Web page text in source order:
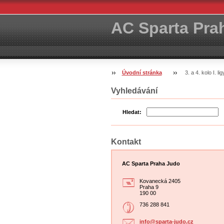
AC Sparta
Úvodní stránka 3. a 4. kolo I.
Vyhledávání
Hledat:
Kontakt
AC Sparta Praha Judo
Kovanecká 2405
Praha 9
190 00
736 288 841
info@sparta-judo.cz